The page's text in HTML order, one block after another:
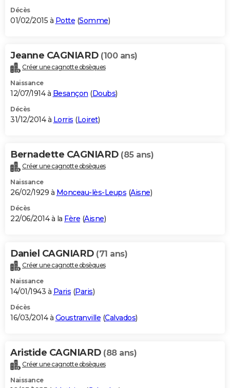
Décès
01/02/2015 à Potte (Somme)
Jeanne CAGNIARD (100 ans)
Créer une cagnotte obsèques
Naissance
12/07/1914 à Besançon (Doubs)
Décès
31/12/2014 à Lorris (Loiret)
Bernadette CAGNIARD (85 ans)
Créer une cagnotte obsèques
Naissance
26/02/1929 à Monceau-lès-Leups (Aisne)
Décès
22/06/2014 à la Fère (Aisne)
Daniel CAGNIARD (71 ans)
Créer une cagnotte obsèques
Naissance
14/01/1943 à Paris (Paris)
Décès
16/03/2014 à Goustranville (Calvados)
Aristide CAGNIARD (88 ans)
Créer une cagnotte obsèques
Naissance